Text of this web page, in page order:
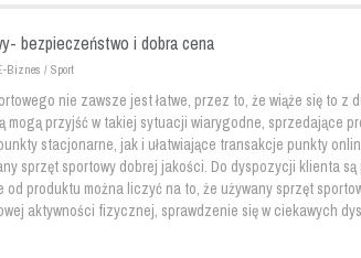
bezpieczeństwo i dobra cena
Biznes / Sport
nie zawsze jest łatwe, przez to, że wiąże się to z
mogą przyjść w takiej sytuacji wiarygodne, sprzedające
stacjonarne, jak i ułatwiające transakcje punkty
sprzęt sportowy dobrej jakości. Do dyspozycji klienta
produktu można liczyć na to, że używany sprzęt
aktywności fizycznej, sprawdzenie się w ciekawych